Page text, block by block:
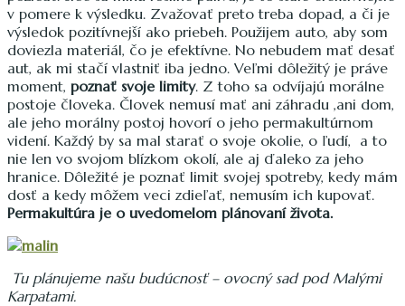
v pomere k výsledku. Zvažovať preto treba dopad, a či je
výsledok pozitívnejší ako priebeh. Použijem auto, aby som
doviezla materiál, čo je efektívne. No nebudem mať desať
aut, ak mi stačí vlastniť iba jedno. Veľmi dôležitý je práve
moment, poznať svoje limity. Z toho sa odvíjajú morálne
postoje človeka. Človek nemusí mať ani záhradu ,ani dom,
ale jeho morálny postoj hovorí o jeho permakultúrnom
videní. Každý by sa mal starať o svoje okolie, o ľudí, a to
nie len vo svojom blízkom okolí, ale aj ďaleko za jeho
hranice. Dôležité je poznať limit svojej spotreby, kedy mám
dosť a kedy môžem veci zdieľať, nemusím ich kupovať.
Permakultúra je o uvedomelom plánovaní života.
Tu plánujeme našu budúcnosť – ovocný sad pod Malými
Karpatami.